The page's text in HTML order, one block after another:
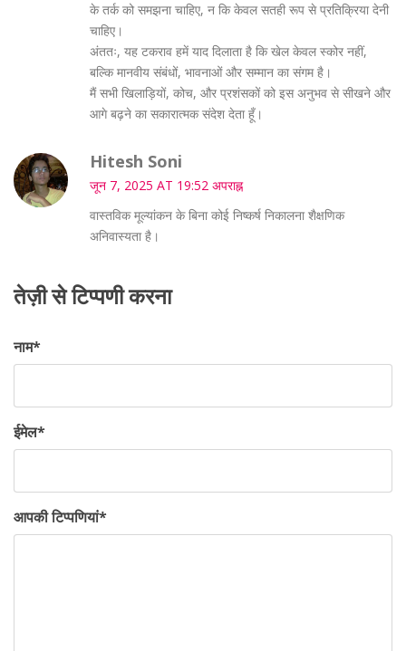
के तर्क को समझना चाहिए, न कि केवल सतही रूप से प्रतिक्रिया देनी
चाहिए।
अंततः, यह टकराव हमें याद दिलाता है कि खेल केवल स्कोर नहीं,
बल्कि मानवीय संबंधों, भावनाओं और सम्मान का संगम है।
मैं सभी खिलाड़ियों, कोच, और प्रशंसकों को इस अनुभव से सीखने और
आगे बढ़ने का सकारात्मक संदेश देता हूँ।
Hitesh Soni
जून 7, 2025 AT 19:52 अपराह्न
वास्तविक मूल्यांकन के बिना कोई निष्कर्ष निकालना शैक्षणिक
अनिवास्यता है।
तेज़ी से टिप्पणी करना
नाम*
ईमेल*
आपकी टिप्पणियां*